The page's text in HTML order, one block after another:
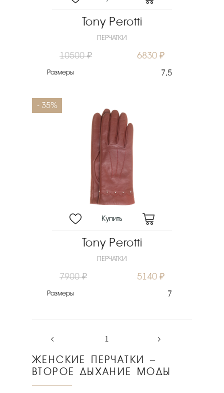
Tony Perotti
ПЕРЧАТКИ
10500 ₽ 6830 ₽
Размеры 7,5
- 35%
Tony Perotti
ПЕРЧАТКИ
7900 ₽ 5140 ₽
Размеры 7
‹ 1 ›
ЖЕНСКИЕ ПЕРЧАТКИ –
ВТОРОЕ ДЫХАНИЕ МОДЫ